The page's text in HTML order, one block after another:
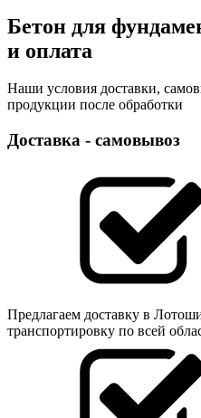
Бетон для
и оплата
Наши условия доставки,
продукции после обработки
Доставка - самовывоз
Предлагаем доставку в
транспортировку по всей